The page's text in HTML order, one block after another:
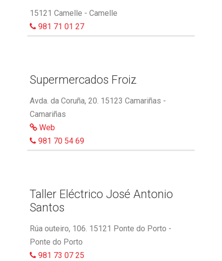
15121 Camelle - Camelle
981 71 01 27
Supermercados Froiz
Avda. da Coruña, 20. 15123 Camariñas -
Camariñas
Web
981 70 54 69
Taller Eléctrico José Antonio
Santos
Rúa outeiro, 106. 15121 Ponte do Porto -
Ponte do Porto
981 73 07 25